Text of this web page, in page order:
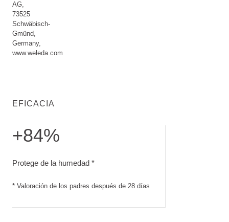
AG,
73525
Schwäbisch-
Gmünd,
Germany,
www.weleda.com
EFICACIA
+84%
Protege de la humedad *
* Valoración de los padres después de 28 días